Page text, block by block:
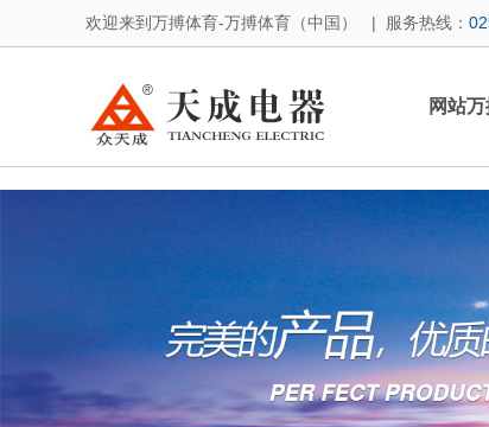
欢迎来到万搏体育-万搏体育（中国） | 服务热线：
网站